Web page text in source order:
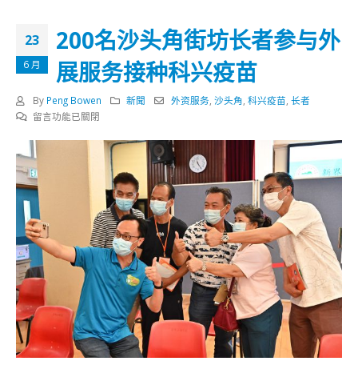
23
6 月
200名沙头角街坊长者参与外
展服务接种科兴疫苗
By Peng Bowen 新聞 外资服务,沙头角,科兴疫苗,长者
在
名
沙
头
角
街
坊
长
者
参
与
外
展
务
留言功能已關閉